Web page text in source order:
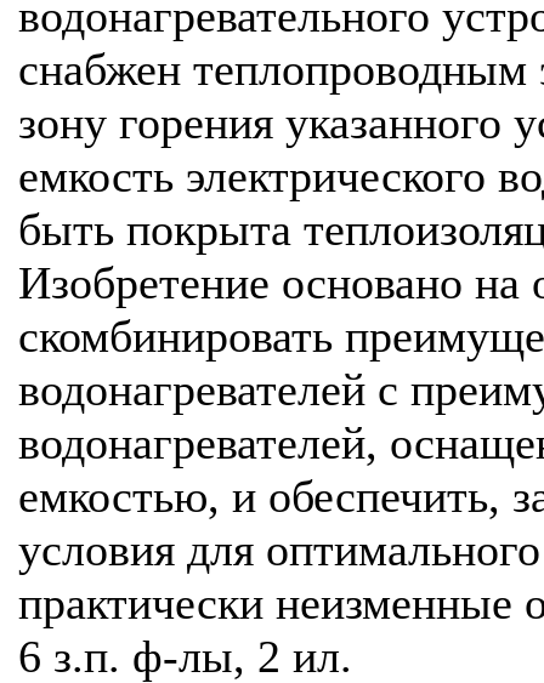
водонагревательного
снабжен
зону горения указанного
емкость электрического
быть покрыта
Изобретение основано
скомбинировать
водонагревателей с
водонагревателей,
емкостью, и обеспечить,
условия для
практически неизменные
6 з.п. ф-лы, 2 ил.